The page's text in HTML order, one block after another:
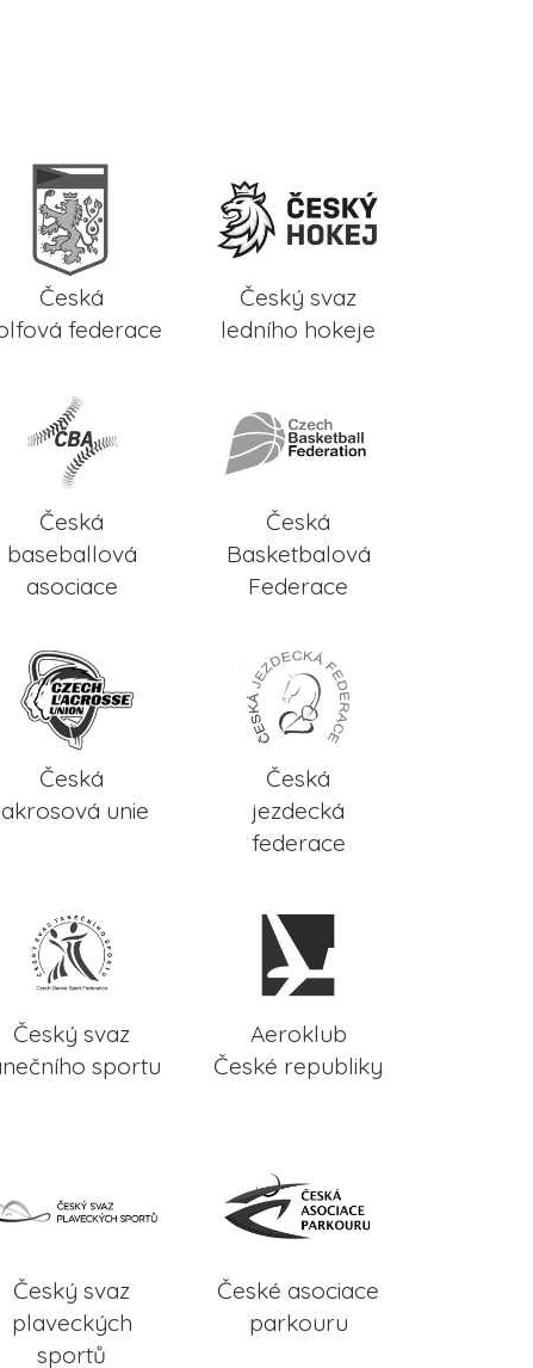
Česká
federace
Český svaz
ledního hokeje
Česká
baseballová
asociace
Česká
Basketbalová
Federace
Česká
unie
Česká
jezdecká
federace
Český svaz
sportu
Aeroklub
České republiky
Český svaz
plaveckých
sportů
České asociace
parkouru